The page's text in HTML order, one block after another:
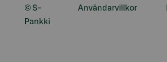
Användarvillkor
© S-
Pankki